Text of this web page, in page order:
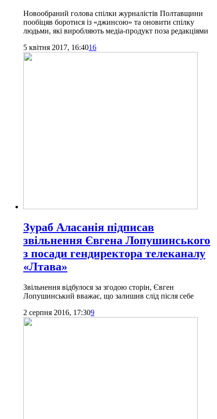
Новообраний голова спілки журналістів Полтавщини
пообіцяв боротися із «джинсою» та оновити спілку
людьми, які виробляють медіа-продукт поза редакціями
5 квітня 2017, 16:4016
Зураб Аласанія підписав
звільнення Євгена Лопушинського
з посади гендиректора телеканалу
«Лтава»
Звільнення відбулося за згодою сторін, Євген
Лопушинський вважає, що залишив слід після себе
2 серпня 2016, 17:309